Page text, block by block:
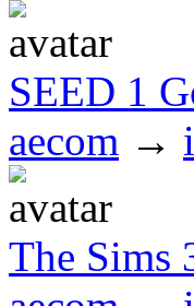
SEED 1
aecom →
The Sims